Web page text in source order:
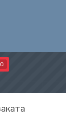
0